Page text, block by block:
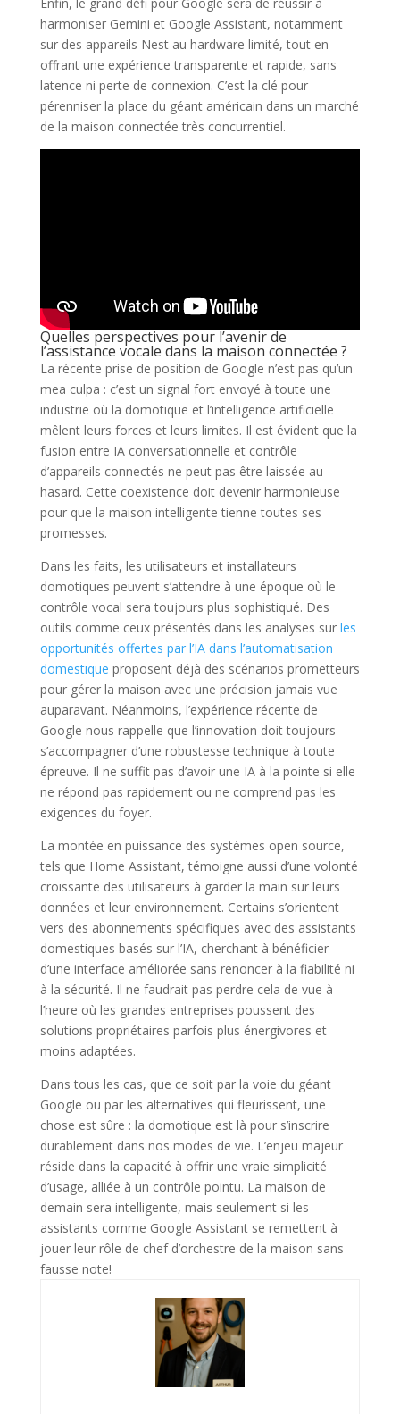
harmoniser Gemini et Google Assistant, notamment
sur des appareils Nest au hardware limité, tout en
offrant une expérience transparente et rapide, sans
latence ni perte de connexion. C’est la clé pour
pérenniser la place du géant américain dans un marché
de la maison connectée très concurrentiel.
Quelles perspectives pour l’avenir de
l’assistance vocale dans la maison connectée ?
La récente prise de position de Google n’est pas qu’un
mea culpa : c’est un signal fort envoyé à toute une
industrie où la domotique et l’intelligence artificielle
mêlent leurs forces et leurs limites. Il est évident que la
fusion entre IA conversationnelle et contrôle
d’appareils connectés ne peut pas être laissée au
hasard. Cette coexistence doit devenir harmonieuse
pour que la maison intelligente tienne toutes ses
promesses.
Dans les faits, les utilisateurs et installateurs
domotiques peuvent s’attendre à une époque où le
contrôle vocal sera toujours plus sophistiqué. Des
outils comme ceux présentés dans les analyses sur les
opportunités offertes par l’IA dans l’automatisation
domestique proposent déjà des scénarios prometteurs
pour gérer la maison avec une précision jamais vue
auparavant. Néanmoins, l’expérience récente de
Google nous rappelle que l’innovation doit toujours
s’accompagner d’une robustesse technique à toute
épreuve. Il ne suffit pas d’avoir une IA à la pointe si elle
ne répond pas rapidement ou ne comprend pas les
exigences du foyer.
La montée en puissance des systèmes open source,
tels que Home Assistant, témoigne aussi d’une volonté
croissante des utilisateurs à garder la main sur leurs
données et leur environnement. Certains s’orientent
vers des abonnements spécifiques avec des assistants
domestiques basés sur l’IA, cherchant à bénéficier
d’une interface améliorée sans renoncer à la fiabilité ni
à la sécurité. Il ne faudrait pas perdre cela de vue à
l’heure où les grandes entreprises poussent des
solutions propriétaires parfois plus énergivores et
moins adaptées.
Dans tous les cas, que ce soit par la voie du géant
Google ou par les alternatives qui fleurissent, une
chose est sûre : la domotique est là pour s’inscrire
durablement dans nos modes de vie. L’enjeu majeur
réside dans la capacité à offrir une vraie simplicité
d’usage, alliée à un contrôle pointu. La maison de
demain sera intelligente, mais seulement si les
assistants comme Google Assistant se remettent à
jouer leur rôle de chef d’orchestre de la maison sans
fausse note!